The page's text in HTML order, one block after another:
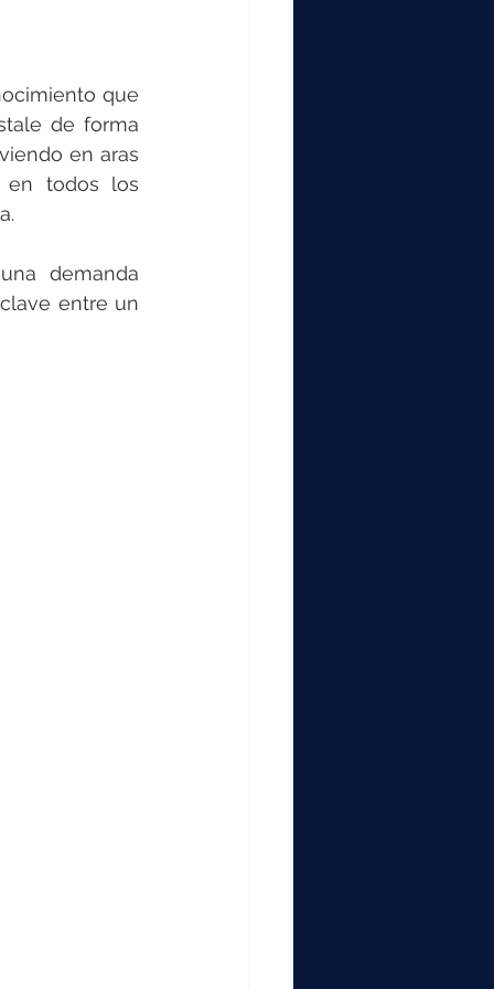
que
de forma
en aras
en todos los
demanda
entre un